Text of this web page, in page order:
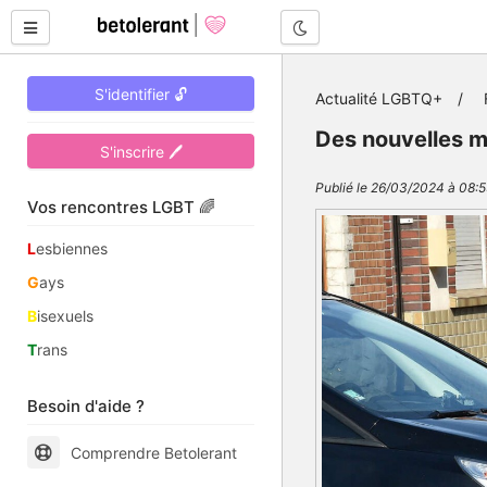
S'identifier 🔓
S'inscrire 🖊
Vos rencontres LGBT 🌈
Lesbiennes
Gays
Bisexuels
Trans
Besoin d'aide ?
Comprendre Betolerant
Actualité LGBTQ+
Des nouvelles
Publié le 26/03/2024 à